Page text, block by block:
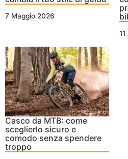
7 Maggio 2026
Casco da MTB: come
sceglierlo sicuro e
comodo senza spendere
troppo